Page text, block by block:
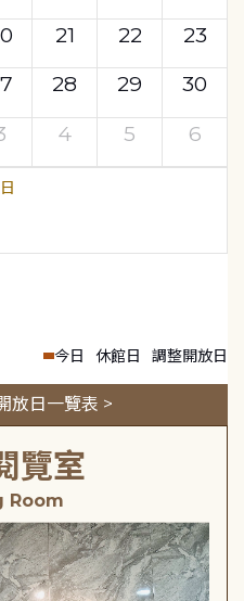
21 22
23
28 29
30
4 5 6
今日 休館日 調整開放日
放日一覽表 >
覽室
Room